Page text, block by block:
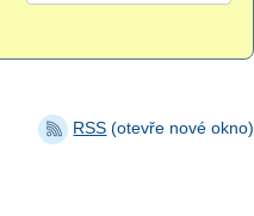
RSS (otevře nové okno)